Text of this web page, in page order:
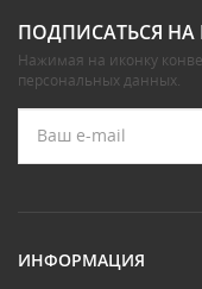
ПОДПИСАТЬСЯ
Нажимая на иконку
персональных данных.
ИНФОРМАЦИЯ